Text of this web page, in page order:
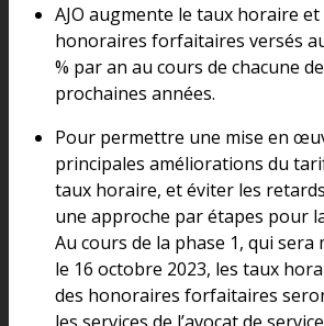
AJO augmente le taux horaire et
honoraires forfaitaires versés
% par an au cours de chacune
prochaines années.
Pour permettre une mise en
principales améliorations du
taux horaire, et éviter les
une approche par étapes pour
Au cours de la phase 1, qui
le 16 octobre 2023, les taux
des honoraires forfaitaires